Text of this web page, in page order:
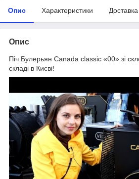
Опис Характеристики Доставка
Опис
Піч Булерьян Canada classic «00» зі
складі в Києві!